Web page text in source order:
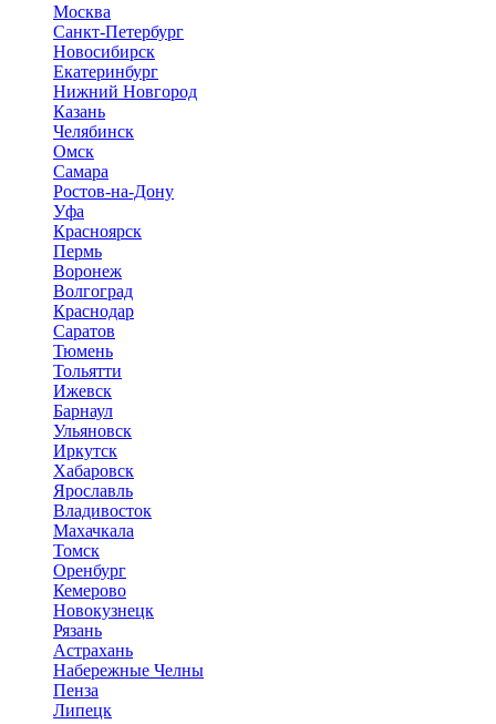
Москва
Санкт-Петербург
Новосибирск
Екатеринбург
Нижний Новгород
Казань
Челябинск
Омск
Самара
Ростов-на-Дону
Уфа
Красноярск
Пермь
Воронеж
Волгоград
Краснодар
Саратов
Тюмень
Тольятти
Ижевск
Барнаул
Ульяновск
Иркутск
Хабаровск
Ярославль
Владивосток
Махачкала
Томск
Оренбург
Кемерово
Новокузнецк
Рязань
Астрахань
Набережные Челны
Пенза
Липецк